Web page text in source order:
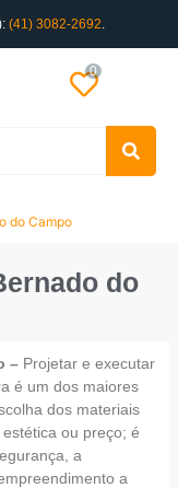
(41) 3082-2692.
0
do Campo
do
– Projetar e executar
é um dos maiores
dos materiais
ou preço; é
a
a